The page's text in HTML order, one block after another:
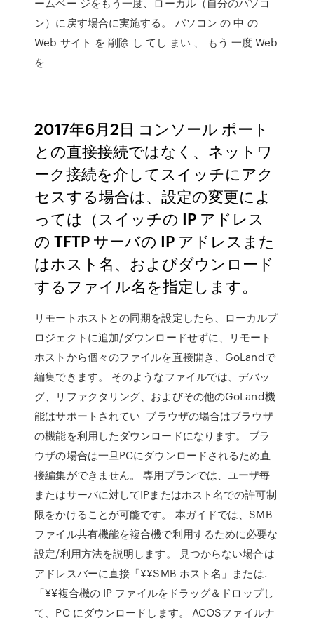
ン）に戻す場合に実施する。 パソコン の 中 の
Web サイト を 削除 し てし まい 、 もう 一度 Web
を
2017年6月2日 コンソール ポート
との直接接続ではなく、ネットワ
ーク接続を介してスイッチにアク
セスする場合は、設定の変更によ
っては（スイッチの IP アドレス
の TFTP サーバの IP アドレスまた
はホスト名、およびダウンロード
するファイル名を指定します。
リモートホストとの同期を設定したら、ローカルプ
ロジェクトに追加/ダウンロードせずに、リモート
ホストから個々のファイルを直接開き、GoLandで
編集できます。 そのようなファイルでは、デバッ
グ、リファクタリング、およびその他のGoLand機
能はサポートされてい ブラウザの場合はブラウザ
の機能を利用したダウンロードになります。 ブラ
ウザの場合は一旦PCにダウンロードされるため直
接編集ができません。 専用プランでは、ユーザ毎
またはサーバに対してIPまたはホスト名での許可制
限をかけることが可能です。 本ガイドでは、SMB
ファイル共有機能を複合機で利用するために必要な
設定/利用方法を説明します。 見つからない場合は
アドレスバーに直接「¥¥SMB ホスト名」または.
「¥¥複合機の IP ファイルをドラッグ＆ドロップし
て、PC にダウンロードします。 ACOSファイルナ